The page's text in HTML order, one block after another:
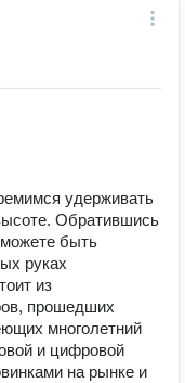
удерживать
Обратившись
быть
руках
из
прошедших
многолетний
и цифровой
на рынке и